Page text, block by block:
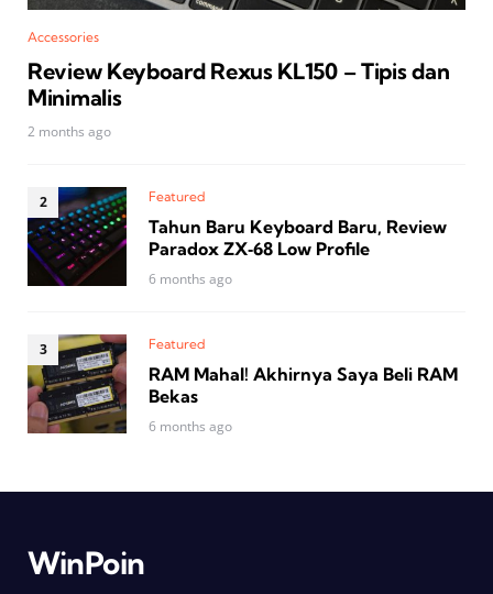
Accessories
Review Keyboard Rexus KL150 – Tipis dan
Minimalis
2 months ago
Featured
Tahun Baru Keyboard Baru, Review
Paradox ZX‑68 Low Profile
6 months ago
Featured
RAM Mahal! Akhirnya Saya Beli RAM
Bekas
6 months ago
WinPoin